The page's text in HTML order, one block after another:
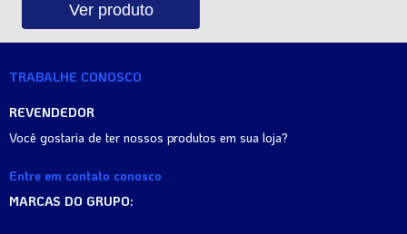
Ver produto
TRABALHE CONOSCO
REVENDEDOR
Você gostaria de ter nossos produtos em sua loja?
Entre em contato conosco
MARCAS DO GRUPO: